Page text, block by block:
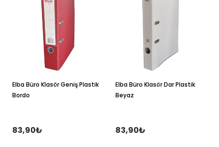
Elba Büro Klasör Geniş Plastik
Bordo
83,90₺
Elba Büro Klasör Dar Plastik
Beyaz
83,90₺